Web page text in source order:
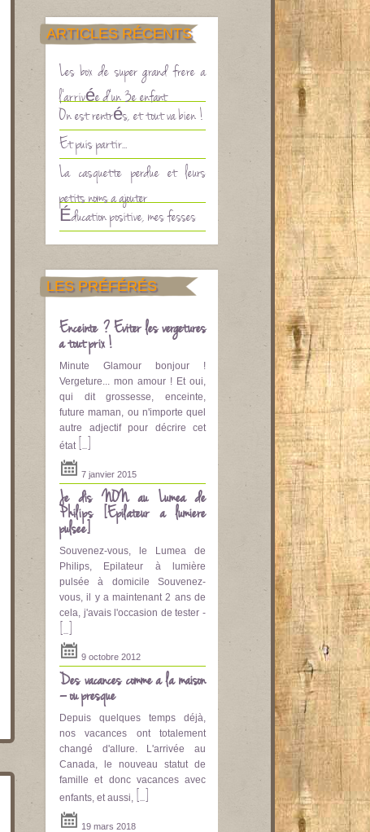
ARTICLES RÉCENTS
Les box de super grand frère à
l’arrivée d’un 3è enfant
On est rentrés, et tout va bien !
Et puis partir…
La casquette perdue et leurs
Éducation positive, mes fesses
LES PRÉFÉRÉS
Enceinte ? Eviter les vergetures
à tout prix !
Minute Glamour bonjour !
Vergeture... mon amour ! Et oui,
qui dit grossesse, enceinte,
future maman, ou n'importe quel
autre adjectif pour décrire cet
état [...]
7 janvier 2015
Je dis NON au Lumea de
Philips [Epilateur a lumière
pulsee]
Souvenez-vous, le Lumea de
Philips, Epilateur à lumière
pulsée à domicile Souvenez-
vous, il y a maintenant 2 ans de
cela, j'avais l'occasion de tester -
[...]
9 octobre 2012
Des vacances comme à la maison
– ou presque
Depuis quelques temps déjà,
nos vacances ont totalement
changé d'allure. L'arrivée au
Canada, le nouveau statut de
famille et donc vacances avec
enfants, et aussi, [...]
19 mars 2018